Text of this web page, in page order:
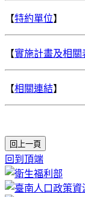
【特約單位】
【實施計畫及相關
【相關連結】
回上一頁
回到頂端